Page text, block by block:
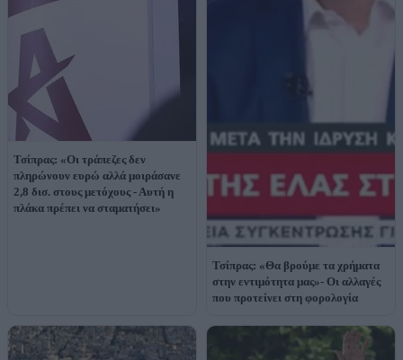
Τσίπρας: «Οι τράπεζες δεν
πληρώνουν ευρώ αλλά μοιράσανε
2,8 δισ. στους μετόχους - Αυτή η
πλάκα πρέπει να σταματήσει»
Τσίπρας: «Θα βρούμε τα χρήματα
στην εντιμότητα μας»- Οι αλλαγές
που προτείνει στη φορολογία